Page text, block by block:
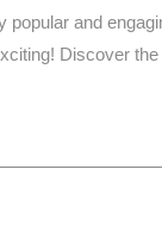
and
Discover